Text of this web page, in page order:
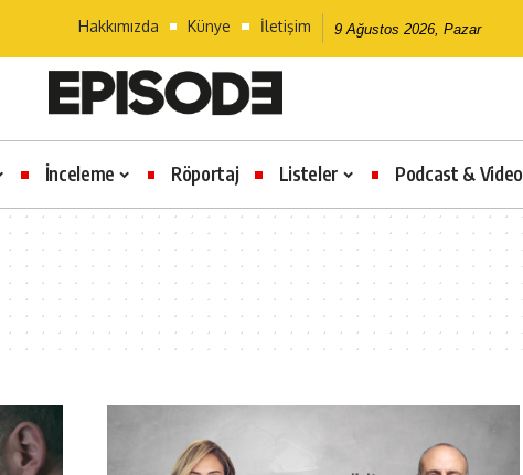
Hakkımızda Künye İletişim 9 Ağustos 2026, Pazar
İnceleme Röportaj Listeler Podcast & Video